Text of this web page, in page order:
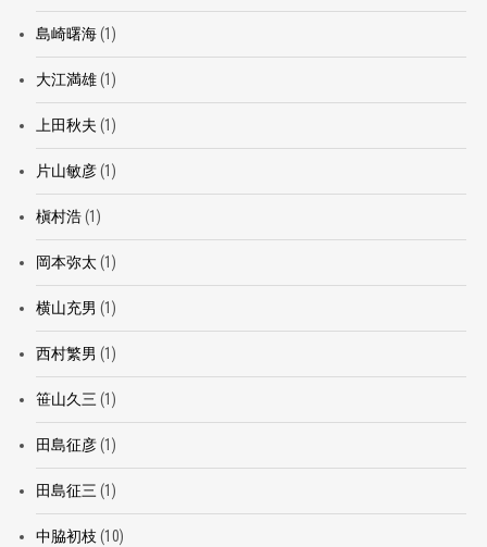
島崎曙海(1)
大江満雄(1)
上田秋夫 (1)
片山敏彦(1)
槇村浩(1)
岡本弥太 (1)
横山充男 (1)
西村繁男 (1)
笹山久三 (1)
田島征彦(1)
田島征三 (1)
中脇初枝 (10)